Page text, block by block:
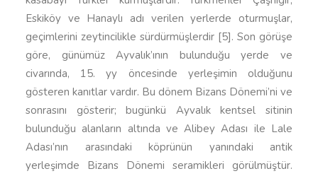
Eskiköy ve Hanaylı adı verilen yerlerde oturmuşlar,
geçimlerini zeytincilikle sürdürmüşlerdir [5]. Son görüşe
göre, günümüz Ayvalık’ının bulunduğu yerde ve
civarında, 15. yy öncesinde yerleşimin olduğunu
gösteren kanıtlar vardır. Bu dönem Bizans Dönemi’ni ve
sonrasını gösterir; bugünkü Ayvalık kentsel sitinin
bulunduğu alanların altında ve Alibey Adası ile Lale
Adası’nın arasındaki köprünün yanındaki antik
yerleşimde Bizans Dönemi seramikleri görülmüştür.